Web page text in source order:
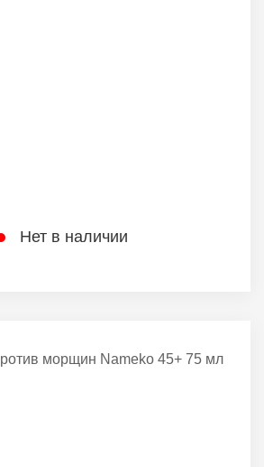
Нет в наличии
морщин Nameko 45+ 75 мл